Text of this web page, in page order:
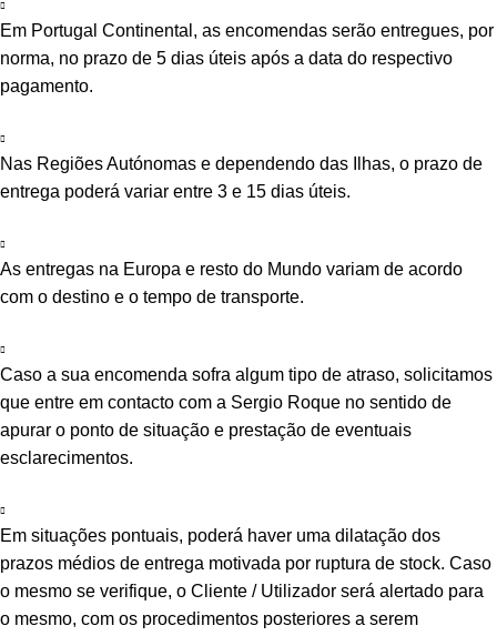
Em Portugal Continental, as encomendas serão entregues, por
norma, no prazo de 5 dias úteis após a data do respectivo
pagamento.
Nas Regiões Autónomas e dependendo das Ilhas, o prazo de
entrega poderá variar entre 3 e 15 dias úteis.
As entregas na Europa e resto do Mundo variam de acordo
com o destino e o tempo de transporte.
Caso a sua encomenda sofra algum tipo de atraso, solicitamos
que entre em contacto com a Sergio Roque no sentido de
apurar o ponto de situação e prestação de eventuais
esclarecimentos.
Em situações pontuais, poderá haver uma dilatação dos
prazos médios de entrega motivada por ruptura de stock. Caso
o mesmo se verifique, o Cliente / Utilizador será alertado para
o mesmo, com os procedimentos posteriores a serem